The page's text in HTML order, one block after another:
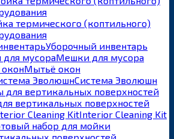
термического (коптильного)
Уборочный инвентарь
Мешки для мусора
Мытьё окон
Система Эволюшн
вертикальных поверхностей
Interior Cleaning Kit